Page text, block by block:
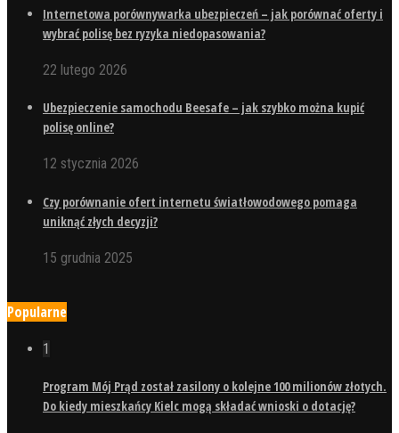
Internetowa porównywarka ubezpieczeń – jak porównać oferty i
wybrać polisę bez ryzyka niedopasowania?
22 lutego 2026
Ubezpieczenie samochodu Beesafe – jak szybko można kupić
polisę online?
12 stycznia 2026
Czy porównanie ofert internetu światłowodowego pomaga
uniknąć złych decyzji?
15 grudnia 2025
Popularne
1
Program Mój Prąd został zasilony o kolejne 100 milionów złotych.
Do kiedy mieszkańcy Kielc mogą składać wnioski o dotację?